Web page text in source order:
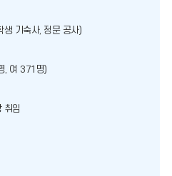
생 기숙사, 정문 공사)
, 여 371명)
취임